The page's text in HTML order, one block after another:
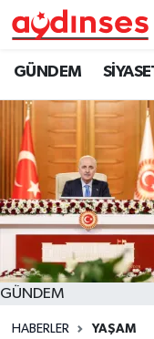
GÜNDEM
GÜNDEM
HABERLER YAŞAM
GÜNDEM
SİYASET
EKONOMİ
DÜNYA
SPOR
MAGAZİN
Nöbetçi
Hava Durumu
Aydin Namaz
Trafik Durumu
Süper Lig
Tüm Manşetler